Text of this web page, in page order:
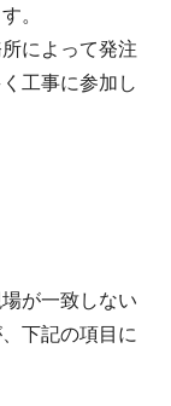
。
によって発注
工事に参加し
が一致しない
下記の項目に